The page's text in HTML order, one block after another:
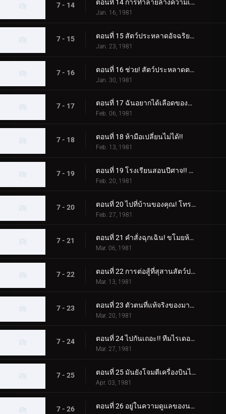
7 - 14 ตอนที่ 14 การทำลายล้างความเชื่อ แก๊สหัวเราะของศาสตราจารย์อสูร
Jan. 16, 1981
7 - 15 ตอนที่ 15 สัตว์ประหลาดอัจฉริยะปะทะไรเดอร์ในการแข่งขันแห่งปัญญา
Jan. 23, 1981
7 - 16 ตอนที่ 16 ช่วย! สัตว์ประหลาดตาเดียวเข้ามาโจมตี!
Jan. 30, 1981
7 - 17 ตอนที่ 17 ฉันอยากได้เลือดของคาซึยะ! ดาบประหลาดเรียก
Feb. 06, 1981
7 - 18 ตอนที่ 18 ห้ามือเปลี่ยนไม่ได้!!
Feb. 13, 1981
7 - 19 ตอนที่ 19 โรงเรียนสอนปีศาจ!! สัตว์ประหลาดวิทยุเทปที่น่าสะพรึงกลัว
Feb. 20, 1981
7 - 20 ตอนที่ 20 ไปที่บ้านของคุณ! โทรศัพท์ของ Dogma ดังขึ้นในคืนนี้
Feb. 27, 1981
7 - 21 ตอนที่ 21 คำสั่งฉุกเฉิน! ขโมยห้ามือ!!
Mar. 06, 1981
7 - 22 ตอนที่ 22 การต่อสู้ที่สุสานสัตว์ประหลาด! จุดจบของนายพลเมเกิร์ล
Mar. 13, 1981
7 - 23 ตอนที่ 23 ตัวตนที่แท้จริงของมาโครแห่งความหวาดกลัวจักรพรรดิอมตะ
Mar. 20, 1981
7 - 24 ตอนที่ 24 ไปกันเถอะ!! ทีมไรเดอร์รุ่นเยาว์
Mar. 27, 1981
7 - 25 ตอนที่ 25 มันยังโจมตีเครื่องบินได้!! มอนสเตอร์แม่เหล็กที่แข็งแกร่ง
Apr. 03, 1981
7 - 26 ตอนที่ 26 อยู่ในความดูแลของนาฬิกา กับดักของ Jin Dogma